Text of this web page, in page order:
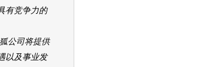
有竞争力的
司将提供
以及事业发